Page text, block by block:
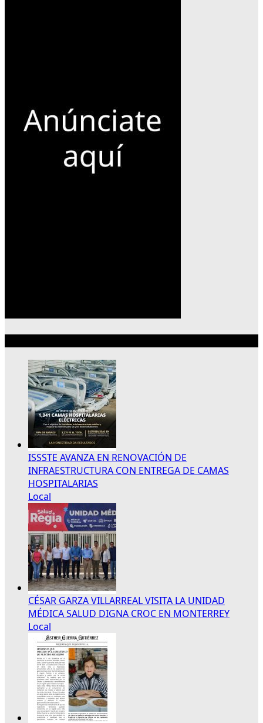
ISSSTE AVANZA EN RENOVACIÓN DE
INFRAESTRUCTURA CON ENTREGA DE CAMAS
HOSPITALARIAS
Local
CÉSAR GARZA VILLARREAL VISITA LA UNIDAD
MÉDICA SALUD DIGNA CROC EN MONTERREY
Local